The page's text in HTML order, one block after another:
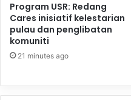
Program USR: Redang
Cares inisiatif kelestarian
pulau dan penglibatan
komuniti
21 minutes ago